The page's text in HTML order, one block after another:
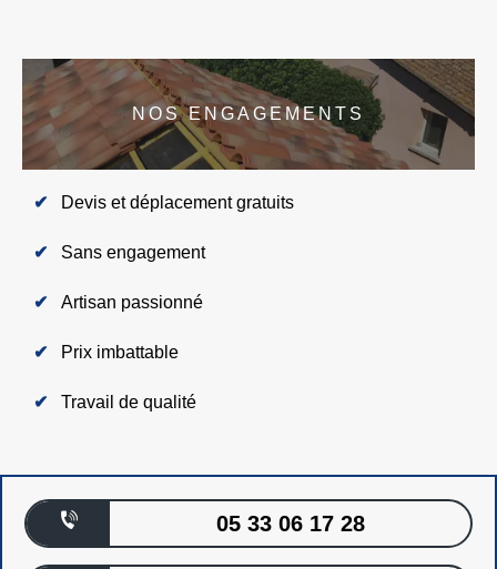
NOS ENGAGEMENTS
Devis et déplacement gratuits
Sans engagement
Artisan passionné
Prix imbattable
Travail de qualité
05 33 06 17 28